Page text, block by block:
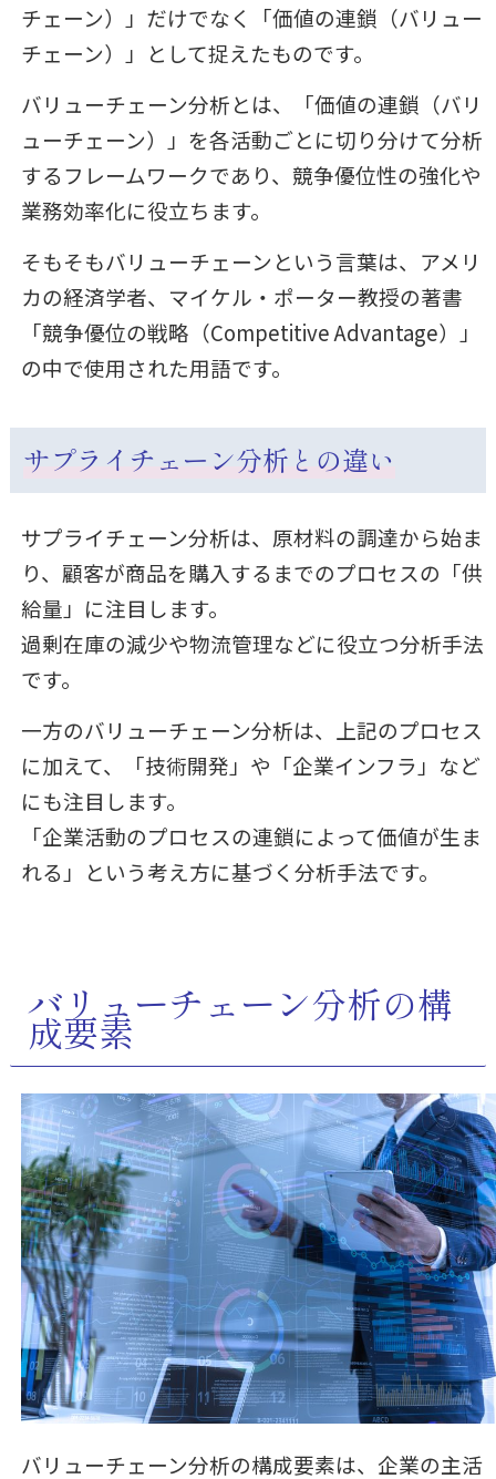
チェーン）」だけでなく「価値の連鎖（バリュー
チェーン）」として捉えたものです。
バリューチェーン分析とは、「価値の連鎖（バリ
ューチェーン）」を各活動ごとに切り分けて分析
するフレームワークであり、競争優位性の強化や
業務効率化に役立ちます。
そもそもバリューチェーンという言葉は、アメリ
カの経済学者、マイケル・ポーター教授の著書
「競争優位の戦略（Competitive Advantage）」
の中で使用された用語です。
サプライチェーン分析との違い
サプライチェーン分析は、原材料の調達から始ま
り、顧客が商品を購入するまでのプロセスの「供
給量」に注目します。
過剰在庫の減少や物流管理などに役立つ分析手法
です。
一方のバリューチェーン分析は、上記のプロセス
に加えて、「技術開発」や「企業インフラ」など
にも注目します。
「企業活動のプロセスの連鎖によって価値が生ま
れる」という考え方に基づく分析手法です。
バリューチェーン分析の構
成要素
バリューチェーン分析の構成要素は、企業の主活